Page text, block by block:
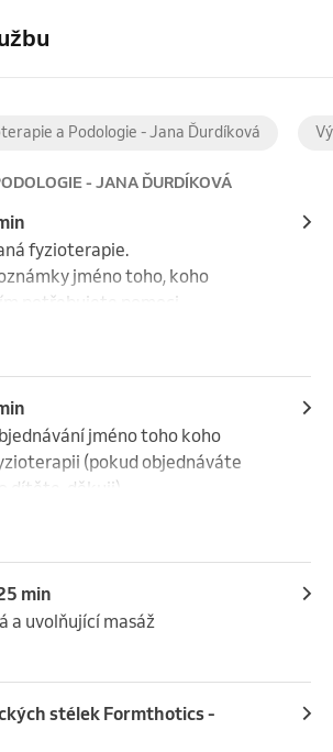
a Podologie - Jana Ďurdíková
- JANA ĎURDÍKOVÁ
fyzioterapie.
jméno toho, koho
potřebujete pomoci.
jméno toho koho
(pokud objednáváte
dítěte, děkuji)
min
a uvolňující masáž
stélek Formthotics -